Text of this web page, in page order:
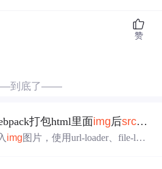
赞
到底了——
打包html里面img后src为
img 图片，使用url-loader、file-load